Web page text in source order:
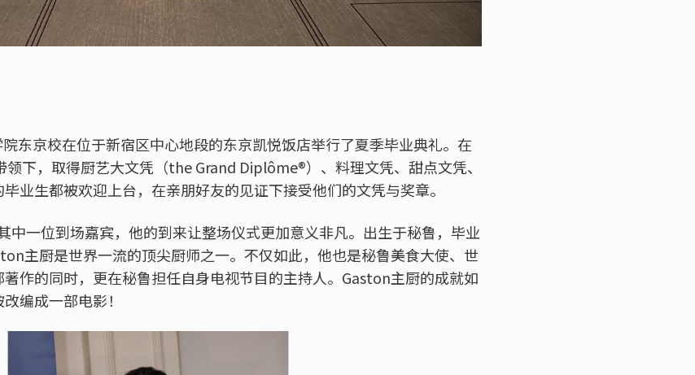
东京校在位于新宿区中心地段的东京凯悦饭店举行了夏季毕业典礼。在
下，取得厨艺大文凭（the Grand Diplôme®）、料理文凭、甜点文凭、
业生都被欢迎上台，在亲朋好友的见证下接受他们的文凭与奖章。
中一位到场嘉宾，他的到来让整场仪式更加意义非凡。出生于秘鲁，毕业
主厨是世界一流的顶尖厨师之一。不仅如此，他也是秘鲁美食大使、世
作的同时，更在秘鲁担任自身电视节目的主持人。Gaston主厨的成就如
编成一部电影！